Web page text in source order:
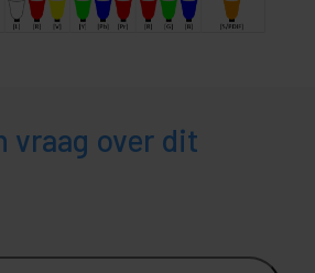
vraag over dit